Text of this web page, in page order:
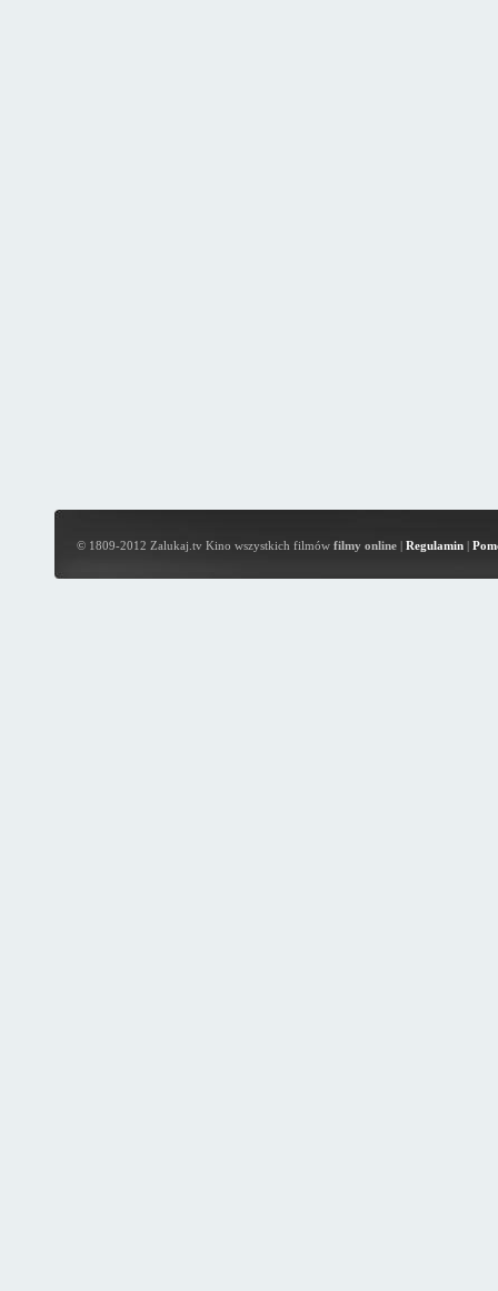
© 1809-2012 Zalukaj.tv Kino wszystkich filmów filmy online| Regulamin|